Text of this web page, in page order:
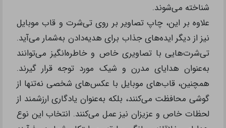
شناخته می‌شوند.
علاوه بر این، چاپ تصاویر بر روی تی‌شرت و قاب موبایل
نیز از دیگر ایده‌های جذاب برای هدیه‌دادن به‌شمار می‌آید.
تی‌شرت‌هایی با تصاویری خاص و خاطره‌انگیز می‌توانند
به‌عنوان هدایای مدرن و شیک مورد توجه قرار گیرند.
همچنین، قاب‌های موبایل با عکس‌های شخصی نه‌تنها از
گوشی محافظت می‌کنند، بلکه به‌عنوان یادگاری ارزشمند از
لحظات خاص و عزیزان نیز عمل می‌کنند. انتخاب این نوع